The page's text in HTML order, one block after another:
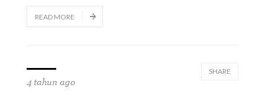
READ MORE
4 tahun ago
SHARE